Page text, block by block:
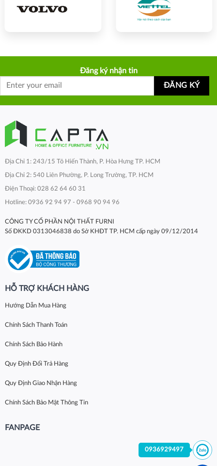
Đăng ký nhận tin
Địa Chỉ 1: 243/15 Tô Hiến Thành, P. Hòa Hưng TP. HCM
Địa Chỉ 2: 540 Liên Phường, P. Long Trường, TP. HCM
Điện Thoại: 028 62 64 60 31
Hotline: 0936 92 94 97 - 0968 90 94 96
CÔNG TY CỔ PHẦN NỘI THẤT FURNI
Số ĐKKD 0313046838 do Sở KHĐT TP. HCM cấp ngày 09/12/2014
HỖ TRỢ KHÁCH HÀNG
Hướng Dẫn Mua Hàng
Chính Sách Thanh Toán
Chính Sách Bảo Hành
Quy Định Đổi Trả Hàng
Quy Định Giao Nhận Hàng
Chính Sách Bảo Mật Thông Tin
FANPAGE
0936929497